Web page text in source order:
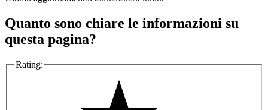
Quanto sono chiare le informazioni su
questa pagina?
Rating: